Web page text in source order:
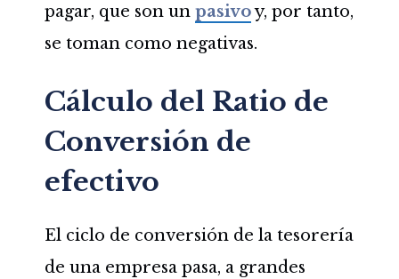
pagar, que son un pasivoy, por tanto,
se toman como negativas.
Cálculo del Ratio de
Conversión de
efectivo
El ciclo de conversión de la tesorería
de una empresa pasa, a grandes